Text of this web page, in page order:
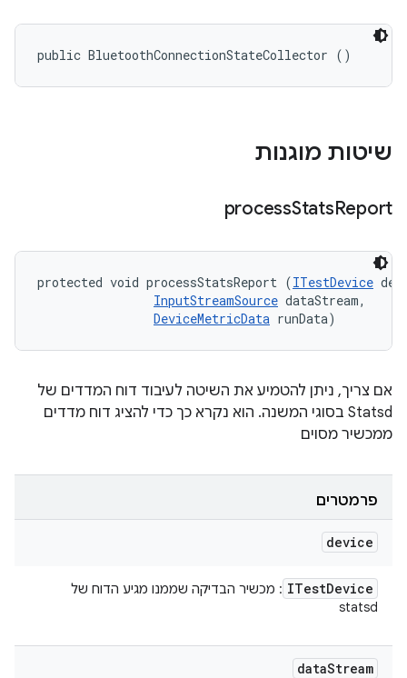
public BluetoothConnectionStateCollector ()
שיטות מוגנות
processStatsReport
protected void processStatsReport (ITestDevice
InputStreamSource dataStream,
DeviceMetricData runData)
אם צריך, ניתן להטמיע את השיטה לעיבוד דוח המדדים של
Statsd בסוגי המשנה. הוא נקרא כך כדי להציג דוח מדדים
ממכשיר מסוים
פרמטרים
device
ITestDevice
: מכשיר הבדיקה שממנו מגיע הדוח של
statsd
dataStream